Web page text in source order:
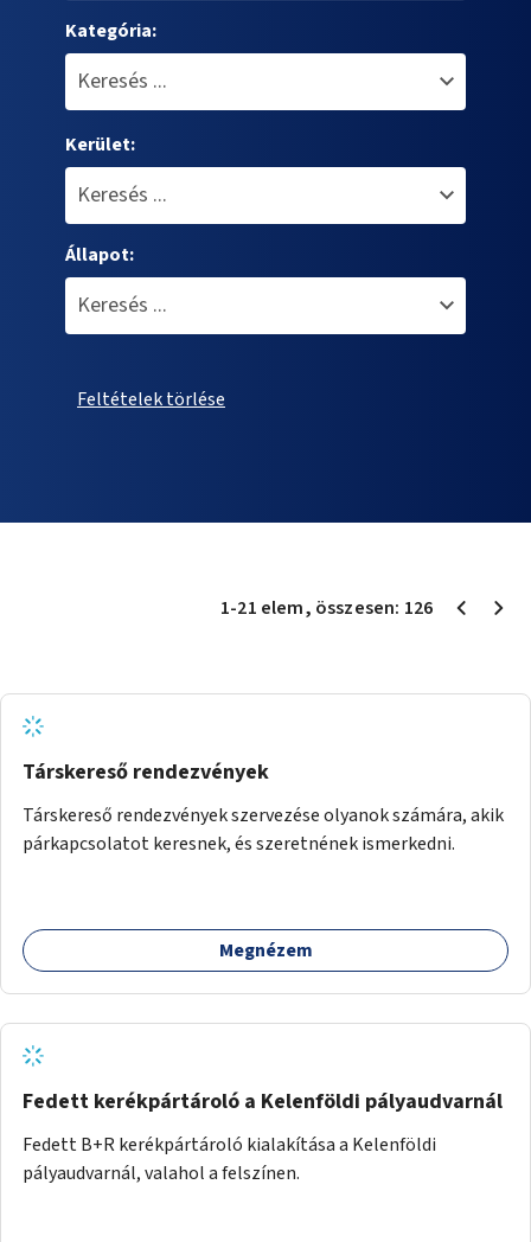
Kategória:
Kerület:
Állapot:
Feltételek törlése
1-21 elem, összesen: 126
Társkereső rendezvények
Társkereső rendezvények szervezése olyanok számára, akik
párkapcsolatot keresnek, és szeretnének ismerkedni.
Megnézem
Fedett kerékpártároló a Kelenföldi pályaudvarnál
Fedett B+R kerékpártároló kialakítása a Kelenföldi
pályaudvarnál, valahol a felszínen.